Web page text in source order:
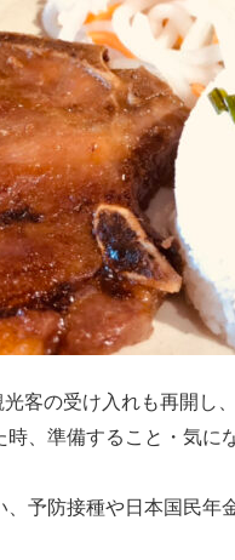
客の受け入れも再開し
、準備すること・気
予防接種や日本国民